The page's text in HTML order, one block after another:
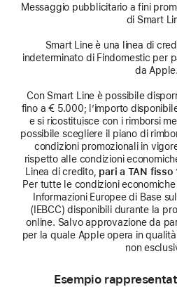
Messaggio pubblicitario a fini
di Smart
Smart Line è una linea di
indeterminato di Findomestic per
da Apple.
Con Smart Line è possibile
fino a € 5.000; l’importo
e si ricostituisce con i rimborsi
possibile scegliere il piano di
condizioni promozionali in
rispetto alle condizioni
Linea di credito, pari a TAN fisso
Per tutte le condizioni
Informazioni Europee di Base
(IEBCC) disponibili durante la
online. Salvo approvazione da
per la quale Apple opera in
non
Esempio